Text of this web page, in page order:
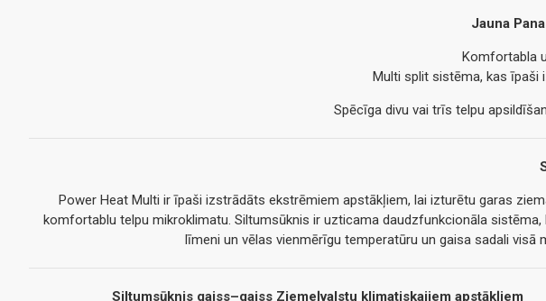
Jauna
Komfortabla
Multi split sistēma, kas īpaši
Spēcīga divu vai trīs telpu
Power Heat Multi ir īpaši izstrādāts ekstrēmiem apstākļiem, lai izturētu garas
komfortablu telpu mikroklimatu. Siltumsūknis ir uzticama daudzfunkcionāla
līmeni un vēlas vienmērīgu temperatūru un gaisa sadali
Siltumsūknis gaiss–gaiss Ziemeļvalstu klimatiskajiem apstākļiem